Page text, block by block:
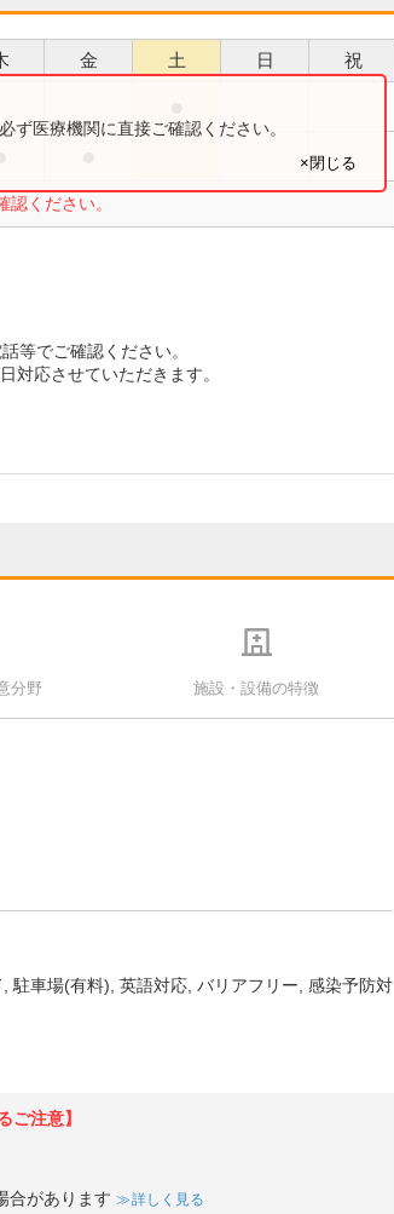
金 土 日 祝
ください。
ず医療機関に直接ご確認ください。
×閉じる
等でご確認ください。
対応させていただきます。
分野 施設・設備の特徴
駐車場(有料) 英語対応 バリアフリー 感染予防対
ご注意】
合があります 詳しく見る